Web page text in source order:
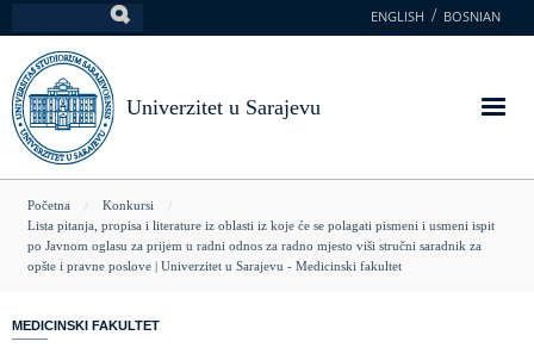
na
glavni
sadržaj
ENGLISH BOSNIAN
Univerzitet u Sarajevu
You
are
here
Početna
Konkursi
Lista pitanja, propisa i literature iz oblasti iz koje će se polagati pismeni i usmeni ispit
po Javnom oglasu za prijem u radni odnos za radno mjesto viši stručni saradnik za
opšte i pravne poslove | Univerzitet u Sarajevu - Medicinski fakultet
MEDICINSKI FAKULTET